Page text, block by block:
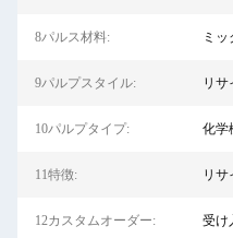
8パルス材料: ミ
9パルプスタイル: リサ
10パルプタイプ: 化学
11特徴: リサ
12カスタムオーダー: 受け